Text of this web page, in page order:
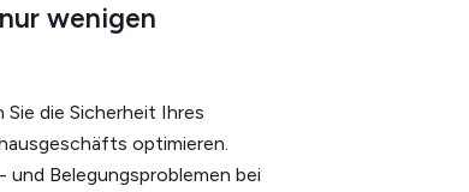
wenigen
die Sicherheit Ihres
optimieren.
und Belegungsproblemen bei